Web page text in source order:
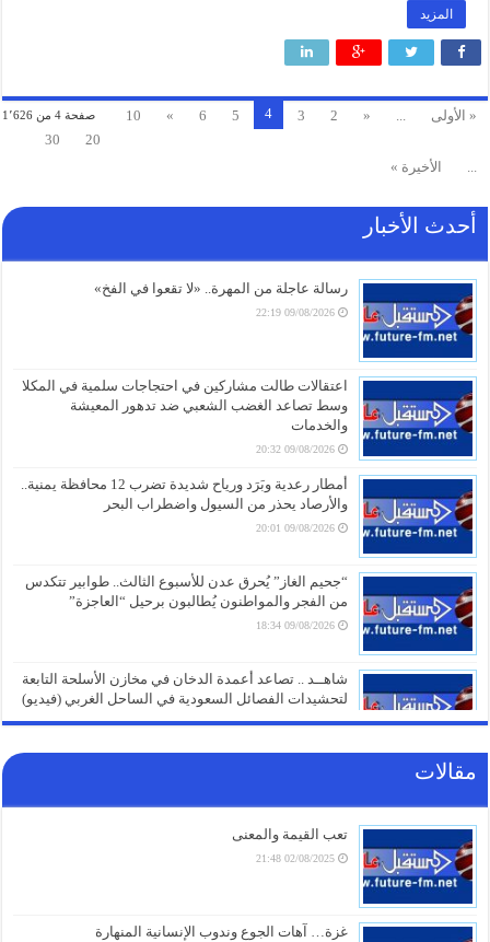
المزيد
صفحة 4 من 1٬626 « الأولى ...
«
2
3
4
5
6
»
10
20
30
...
الأخيرة »
أحدث الأخبار
رسالة عاجلة من المهرة.. «لا تقعوا في الفخ»
09/08/2026 22:19
اعتقالات طالت مشاركين في احتجاجات سلمية في المكلا
وسط تصاعد الغضب الشعبي ضد تدهور المعيشة
والخدمات
09/08/2026 20:32
أمطار رعدية وبَرَد ورياح شديدة تضرب 12 محافظة يمنية..
والأرصاد يحذر من السيول واضطراب البحر
09/08/2026 20:01
“جحيم الغاز” يُحرق عدن للأسبوع الثالث.. طوابير تتكدس
من الفجر والمواطنون يُطالبون برحيل “العاجزة”
09/08/2026 18:34
شاهــد .. تصاعد أعمدة الدخان في مخازن الأسلحة التابعة
لتحشيدات الفصائل السعودية في الساحل الغربي (فيديو)
09/08/2026 18:02
قوات صنعاء تعلن استهداف مصفاة أرامكو في جيزان
قوات صنعاء تعلن استهداف تحشيدات سعودية في المخا.. عشرات القتلى
مقالات
تعب القيمة والمعنى
02/08/2025 21:48
غزة… آهات الجوع وندوب الإنسانية المنهارة